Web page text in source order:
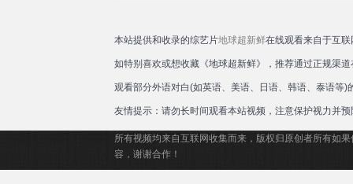
本站提供和收录的综艺片地球超新鲜在线观看来自于互
如特别喜欢或想收藏《地球超新鲜》，推荐通过正规渠
观看部分外语对白(如英语、美语、日语、韩语、泰语等
友情提示：请勿长时间观看本站视频，注意保护视力并预
所有视频均来自互联网收集而来，版权归原创者所有如
容，谢谢合作！